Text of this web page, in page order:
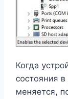
Когда
состояния
меняется,